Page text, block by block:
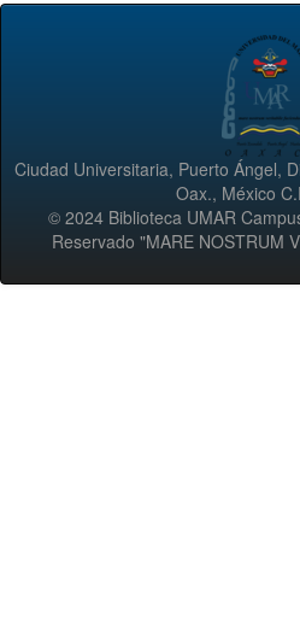
Ciudad Universitaria, Puerto Ángel,
Oax., México
© 2024 Biblioteca UMAR
Reservado "MARE NOSTRUM